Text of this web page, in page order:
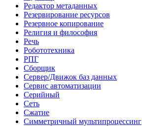
Редактор метаданных
Резервирование ресурсов
Резервное копирование
Религия и философия
Речь
Робототехника
РПГ
Сборщик
Сервер/Движок баз данных
Сервис автоматизации
Серийный
Сеть
Сжатие
Симметричный мультипроцессинг